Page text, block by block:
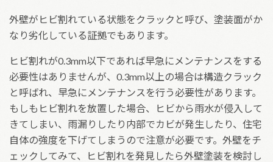
外壁がヒビ割れている状態をクラックと呼び、塗装面がか
なり劣化している証拠でもあります。
ヒビ割れが0.3mm以下であれば早急にメンテナンスをする
必要性はありませんが、0.3mm以上の場合は構造クラック
と呼ばれ、早急にメンテナンスを行う必要性があります。
もしもヒビ割れを放置した場合、ヒビから雨水が侵入して
きてしまい、雨漏りしたり内部でカビが発生したり、住宅
自体の強度を下げてしまうので注意が必要です。外壁をチ
ェックしてみて、ヒビ割れを発見したら外壁塗装を検討し